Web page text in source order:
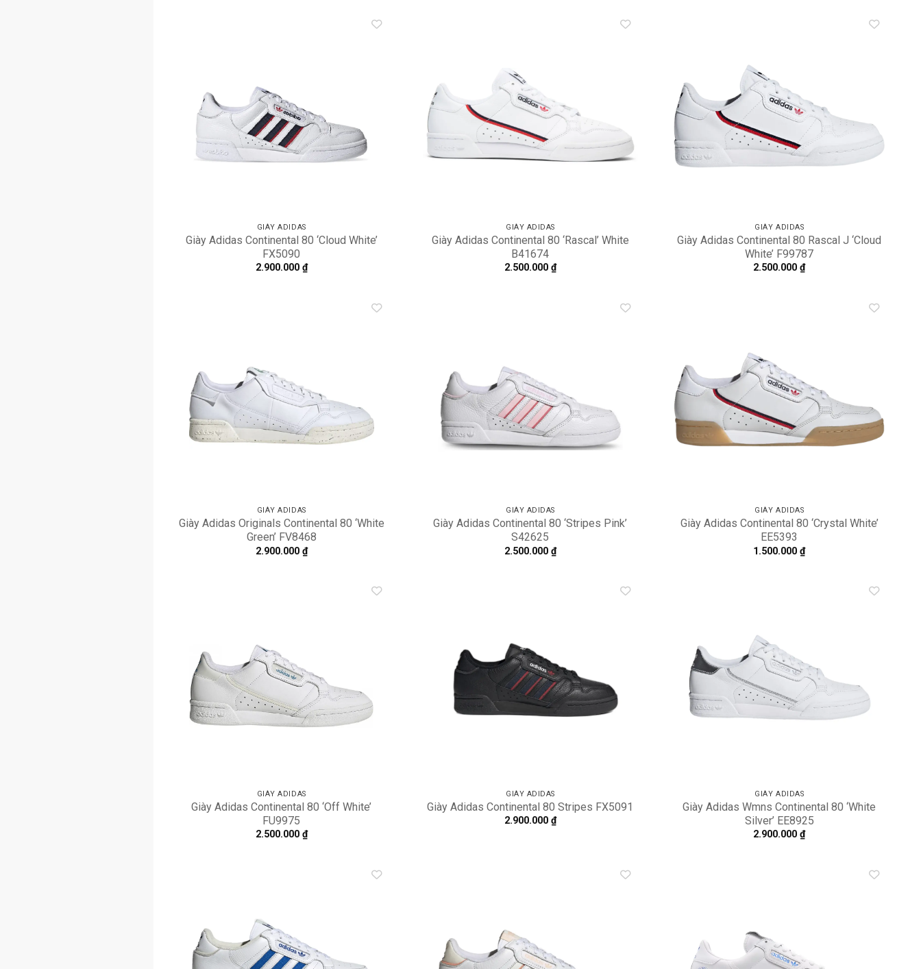
GIÀY ADIDAS
Giày Adidas Continental 80 ‘Cloud White’
FX5090
2.900.000 ₫
GIÀY ADIDAS
Giày Adidas Continental 80 ‘Rascal’ White
B41674
2.500.000 ₫
GIÀY ADIDAS
Giày Adidas Continental 80 Rascal J ‘Cloud
White’ F99787
2.500.000₫
GIÀY ADIDAS
Giày Adidas Originals Continental 80 ‘White
Green’ FV8468
2.900.000 ₫
GIÀY ADIDAS
Giày Adidas Continental 80 ‘Stripes Pink’
S42625
2.500.000 ₫
GIÀY ADIDAS
Giày Adidas Continental 80 ‘Crystal White’
EE5393
1.500.000₫
GIÀY ADIDAS
Giày Adidas Continental 80 ‘Off White’
FU9975
2.500.000 ₫
GIÀY ADIDAS
Giày Adidas Continental 80 Stripes FX5091
2.900.000 ₫
GIÀY ADIDAS
Giày Adidas Wmns Continental 80 ‘White
Silver’ EE8925
2.900.000₫